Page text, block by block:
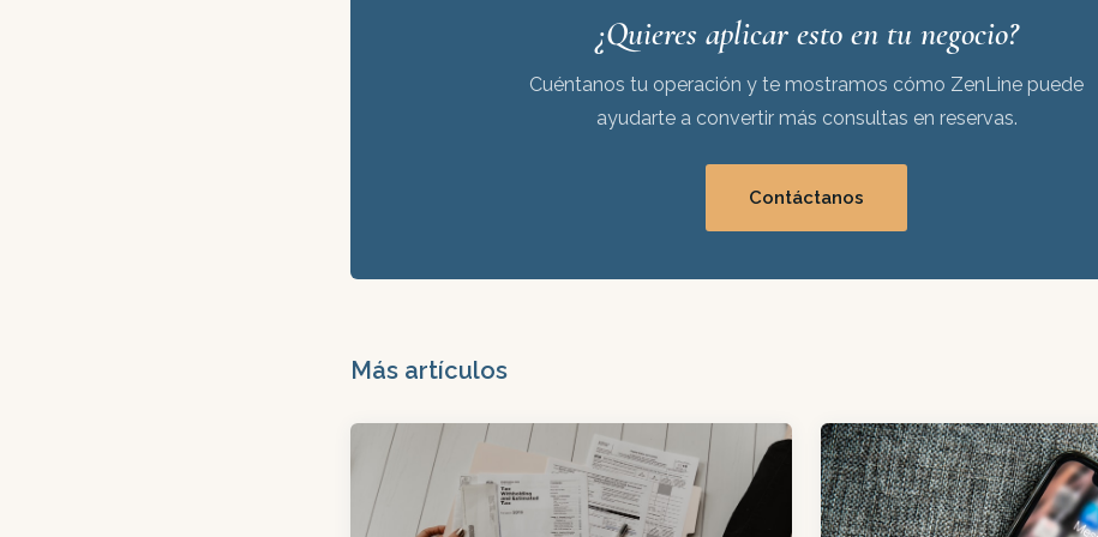
reportes mensuales con todos estos indicadores.
¿Quieres aplicar esto en tu negocio?
Cuéntanos tu operación y te mostramos cómo ZenLine puede
ayudarte a convertir más consultas en reservas.
Contáctanos
Más artículos